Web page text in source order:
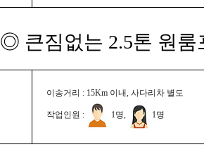
◎ 큰짐없는 2.5톤 원룸
이송거리 : 15Km 이내, 사다리차 별도
작업인원 : 1명, 1명